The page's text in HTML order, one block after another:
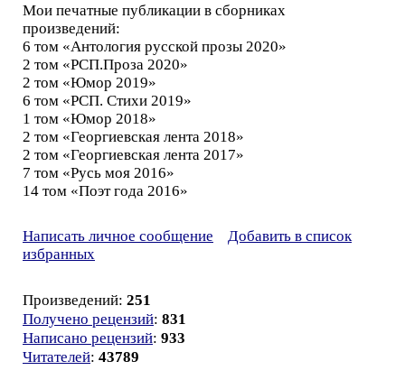
Мои печатные публикации в сборниках
произведений:
6 том «Антология русской прозы 2020»
2 том «РСП.Проза 2020»
2 том «Юмор 2019»
6 том «РСП. Стихи 2019»
1 том «Юмор 2018»
2 том «Георгиевская лента 2018»
2 том «Георгиевская лента 2017»
7 том «Русь моя 2016»
14 том «Поэт года 2016»
Написать личное сообщение
Добавить в список
избранных
Произведений: 251
Получено рецензий: 831
Написано рецензий: 933
Читателей: 43789